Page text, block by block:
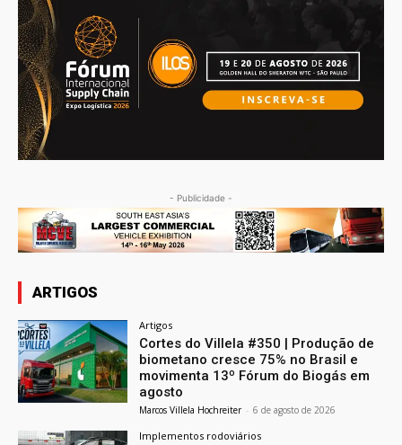
- Publicidade -
ARTIGOS
Artigos
Cortes do Villela #350 | Produção de
biometano cresce 75% no Brasil e
movimenta 13º Fórum do Biogás em
agosto
Marcos Villela Hochreiter - 6 de agosto de 2026
Implementos rodoviários